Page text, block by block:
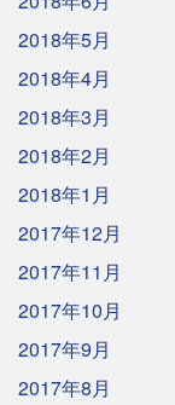
2018年5月
2018年4月
2018年3月
2018年2月
2018年1月
2017年12月
2017年11月
2017年10月
2017年9月
2017年8月